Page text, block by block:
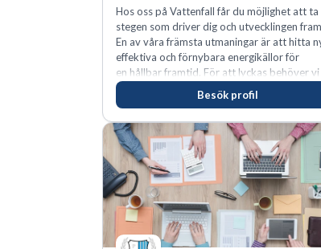
Hos oss på Vattenfall får du möjlighet att ta
stegen som driver dig och utvecklingen
En av våra främsta utmaningar är att hitta
effektiva och förnybara energikällor för
en hållbar framtid. För att lyckas behöver
fler medarbetare som vill göra skillnad.
Besök profil